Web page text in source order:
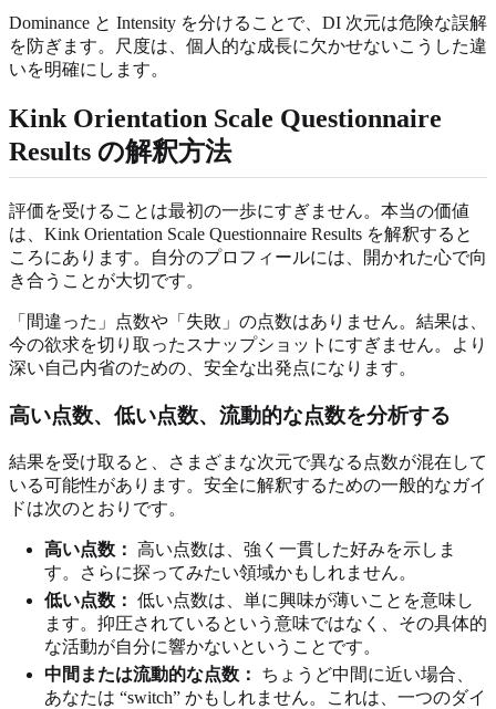
Dominance と Intensity を分けることで、DI 次元は危険な誤解
を防ぎます。尺度は、個人的な成長に欠かせないこうした違
いを明確にします。
Kink Orientation Scale Questionnaire
Results の解釈方法
評価を受けることは最初の一歩にすぎません。本当の価値
は、Kink Orientation Scale Questionnaire Results を解釈すると
ころにあります。自分のプロフィールには、開かれた心で向
き合うことが大切です。
「間違った」点数や「失敗」の点数はありません。結果は、
今の欲求を切り取ったスナップショットにすぎません。より
深い自己内省のための、安全な出発点になります。
高い点数、低い点数、流動的な点数を分析する
結果を受け取ると、さまざまな次元で異なる点数が混在して
いる可能性があります。安全に解釈するための一般的なガイ
ドは次のとおりです。
高い点数： 高い点数は、強く一貫した好みを示しま
す。さらに探ってみたい領域かもしれません。
低い点数： 低い点数は、単に興味が薄いことを意味し
ます。抑圧されているという意味ではなく、その具体的
な活動が自分に響かないということです。
中間または流動的な点数：
ちょうど中間に近い場合、
あなたは “switch” かもしれません。これは、一つのダイ